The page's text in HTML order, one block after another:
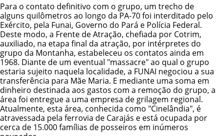
Para o contato definitivo com o grupo, um trecho de
alguns quilômetros ao longo da PA-70 foi interditado pelo
Exército, pela Funai, Governo do Pará e Polícia Federal.
Deste modo, a Frente de Atração, chefiada por Cotrim,
auxiliado, na etapa final da atração, por intérpretes do
grupo da Montanha, estabeleceu os contatos ainda em
1968. Diante de um eventual "massacre" ao qual o grupo
estaria sujeito naquela localidade, a FUNAI negociou a sua
transferência para Mãe Maria. E mediante uma soma em
dinheiro destinada aos gastos com a remoção do grupo, a
área foi entregue a uma empresa de grilagem regional.
Atualmente, esta área, conhecida como "Cinelândia", é
atravessada pela ferrovia de Carajás e está ocupada por
cerca de 15.000 famílias de posseiros em inúmeros